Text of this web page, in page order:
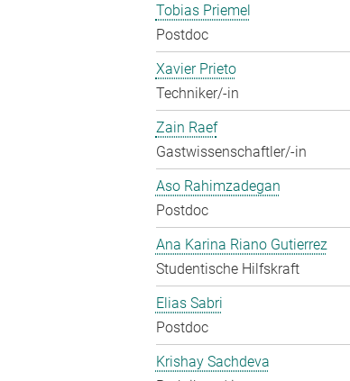
Tobias Priemel
Postdoc
Xavier Prieto
Techniker/-in
Zain Raef
Gastwissenschaftler/-in
Aso Rahimzadegan
Postdoc
Ana Karina Riano Gutierrez
Studentische Hilfskraft
Elias Sabri
Postdoc
Krishay Sachdeva